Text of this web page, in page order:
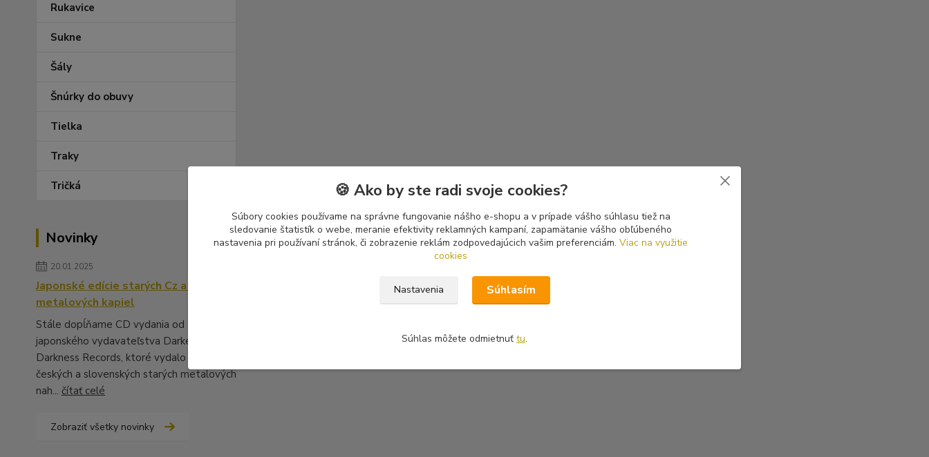
Rukavice
Sukne
Šály
Šnúrky do obuvy
Tielka
Traky
Tričká
Novinky
20.01.2025
Japonské edície starých Cz a Sk
metalových kapiel
Stále dopĺňame CD vydania od
japonského vydavateľstva Darker Than
Darkness Records, ktoré vydalo množstvo
českých a slovenských starých metalových
nah... čítať celé
Zobraziť všetky novinky
🍪 Ako by ste radi svoje cookies?
Súbory cookies používame na správne fungovanie nášho e-shopu a v prípade vášho súhlasu tiež na
sledovanie štatistík o webe, meranie efektivity reklamných kampaní, zapamätanie vášho obľúbeného
nastavenia pri používaní stránok, či zobrazenie reklám zodpovedajúcich vašim preferenciám. Viac na využitie
cookies
Nastavenia Súhlasím
Súhlas môžete odmietnuť tu.